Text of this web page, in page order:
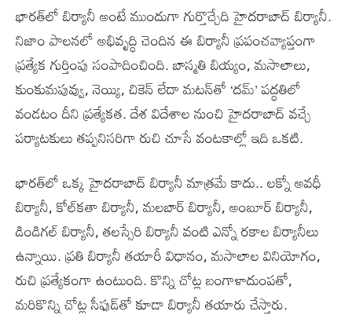
భారత్‌లో బిర్యానీ అంటే ముందుగా గుర్తొచ్చేది హైదరాబాద్ బిర్యానీ.
నిజాం పాలనలో అభివృద్ధి చెందిన ఈ బిర్యానీ ప్రపంచవ్యాప్తంగా
ప్రత్యేక గుర్తింపు సంపాదించింది. బాస్మతి బియ్యం, మసాలాలు,
కుంకుమపువ్వు, నెయ్యి, చికెన్ లేదా మటన్‌తో ‘దమ్’ పద్ధతిలో
వండటం దీని ప్రత్యేకత. దేశ విదేశాల నుంచి హైదరాబాద్ వచ్చే
పర్యాటకులు తప్పనిసరిగా రుచి చూసే వంటకాల్లో ఇది ఒకటి.
భారత్‌లో ఒక్క హైదరాబాద్ బిర్యానీ మాత్రమే కాదు.. లక్నో అవధీ
బిర్యానీ, కోల్‌కతా బిర్యానీ, మలబార్ బిర్యానీ, అంబూర్ బిర్యానీ,
డిండిగల్ బిర్యానీ, తలస్సేరి బిర్యానీ వంటి ఎన్నో రకాల బిర్యానీలు
ఉన్నాయి. ప్రతి బిర్యానీ తయారీ విధానం, మసాలాల వినియోగం,
రుచి ప్రత్యేకంగా ఉంటుంది. కొన్ని చోట్ల బంగాళాదుంపతో,
మరికొన్ని చోట్ల సీఫుడ్‌తో కూడా బిర్యానీ తయారు చేస్తారు.